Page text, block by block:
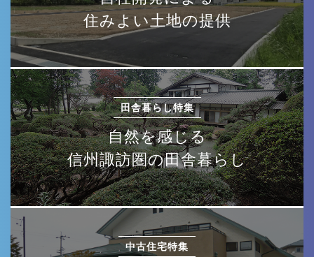
住みよい土地の提供
田舎暮らし特集
自然を感じる
信州諏訪圏の田舎暮らし
中古住宅特集